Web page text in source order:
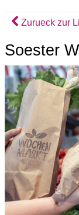
Zurueck zur
Soester